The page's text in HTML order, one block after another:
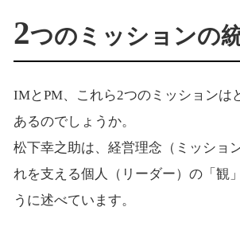
2つのミッションの
IMとPM、これら2つのミッションは
あるのでしょうか。
松下幸之助は、経営理念（ミッショ
れを支える個人（リーダー）の「観
うに述べています。